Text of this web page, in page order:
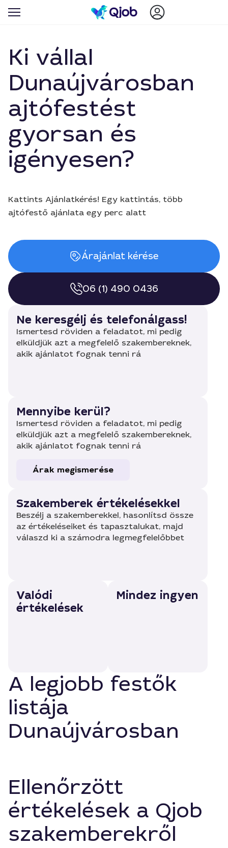
Ki vállal
Dunaújvárosban
ajtófestést
gyorsan és
igényesen?
Kattints Ajánlatkérés! Egy kattintás, több
ajtófestő ajánlata egy perc alatt
Árajánlat kérése
06 (1) 490 0436
Ne keresgélj és telefonálgass!
Ismertesd röviden a feladatot, mi pedig
elküldjük azt a megfelelő szakembereknek,
akik ajánlatot fognak tenni rá
Mennyibe kerül?
Ismertesd röviden a feladatot, mi pedig
elküldjük azt a megfelelő szakembereknek,
akik ajánlatot fognak tenni rá
Árak megismerése
Szakemberek értékelésekkel
Beszélj a szakemberekkel, hasonlítsd össze
az értékeléseiket és tapasztalukat, majd
válaszd ki a számodra legmegfelelőbbet
Valódi
értékelések
Mindez ingyen
A legjobb festők
listája
Dunaújvárosban
Ellenőrzött
értékelések a Qjob
szakemberekről